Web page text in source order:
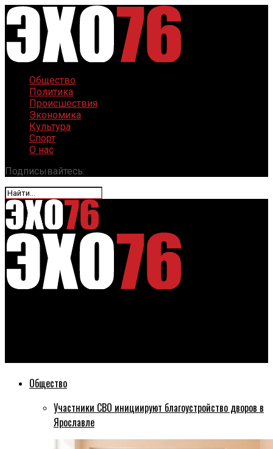
Общество
Политика
Происшествия
Экономика
Культура
Спорт
О нас
Подписывайтесь:
Общество
Участники СВО инициируют благоустройство дворов в
Ярославле